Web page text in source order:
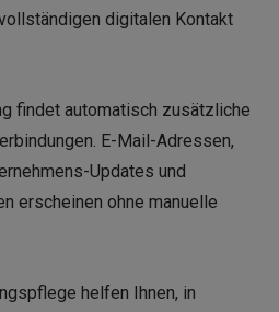
digitalen Kontakt
findet automatisch zusätzliche
E-Mail-Adressen,
Updates und
erscheinen ohne manuelle
helfen Ihnen, in